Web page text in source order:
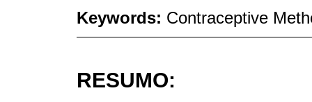
Keywords: Contraceptive
RESUMO: